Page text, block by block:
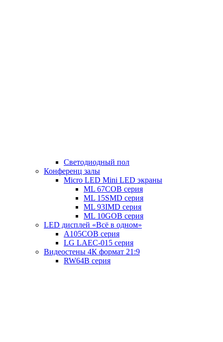
Светодиодный пол
Конференц залы
Micro LED Mini LED экраны
ML 67COB серия
ML 15SMD серия
ML 93IMD серия
ML 10GOB серия
LED дисплей «Всё в одном»
A105COB серия
LG LAEC-015 серия
Видеостены 4К формат 21:9
RW64B серия